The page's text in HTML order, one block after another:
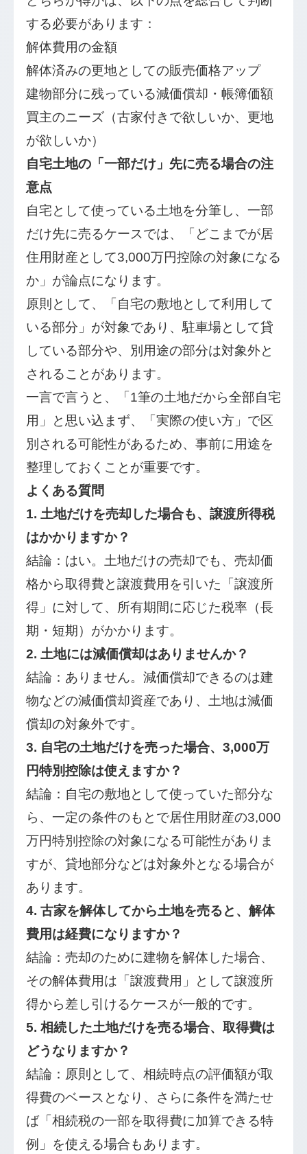
する必要があります：
解体費用の金額
解体済みの更地としての販売価格アップ
建物部分に残っている減価償却・帳簿価額
買主のニーズ（古家付きで欲しいか、更地
が欲しいか）
自宅土地の「一部だけ」先に売る場合の注
意点
自宅として使っている土地を分筆し、一部
だけ先に売るケースでは、「どこまでが居
住用財産として3,000万円控除の対象になる
か」が論点になります。
原則として、「自宅の敷地として利用して
いる部分」が対象であり、駐車場として貸
している部分や、別用途の部分は対象外と
されることがあります。
一言で言うと、「1筆の土地だから全部自宅
用」と思い込まず、「実際の使い方」で区
別される可能性があるため、事前に用途を
整理しておくことが重要です。
よくある質問
1. 土地だけを売却した場合も、譲渡所得税
はかかりますか？
結論：はい。土地だけの売却でも、売却価
格から取得費と譲渡費用を引いた「譲渡所
得」に対して、所有期間に応じた税率（長
期・短期）がかかります。
2. 土地には減価償却はありませんか？
結論：ありません。減価償却できるのは建
物などの減価償却資産であり、土地は減価
償却の対象外です。
3. 自宅の土地だけを売った場合、3,000万
円特別控除は使えますか？
結論：自宅の敷地として使っていた部分な
ら、一定の条件のもとで居住用財産の3,000
万円特別控除の対象になる可能性がありま
すが、貸地部分などは対象外となる場合が
あります。
4. 古家を解体してから土地を売ると、解体
費用は経費になりますか？
結論：売却のために建物を解体した場合、
その解体費用は「譲渡費用」として譲渡所
得から差し引けるケースが一般的です。
5. 相続した土地だけを売る場合、取得費は
どうなりますか？
結論：原則として、相続時点の評価額が取
得費のベースとなり、さらに条件を満たせ
ば「相続税の一部を取得費に加算できる特
例」を使える場合もあります。